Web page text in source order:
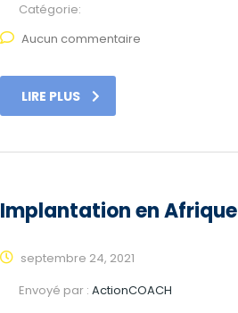
Catégorie:
Aucun commentaire
LIRE PLUS
Implantation en Afrique
septembre 24, 2021
Envoyé par : ActionCOACH